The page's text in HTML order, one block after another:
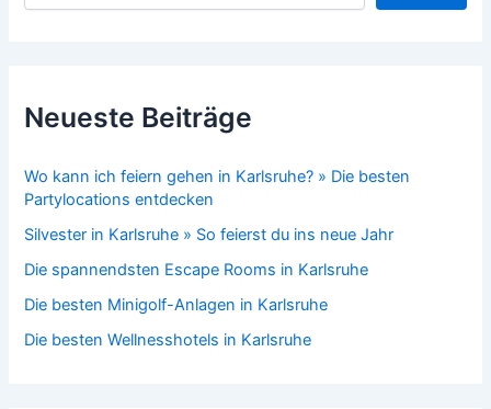
Neueste Beiträge
Wo kann ich feiern gehen in Karlsruhe? » Die besten
Partylocations entdecken
Silvester in Karlsruhe » So feierst du ins neue Jahr
Die spannendsten Escape Rooms in Karlsruhe
Die besten Minigolf-Anlagen in Karlsruhe
Die besten Wellnesshotels in Karlsruhe